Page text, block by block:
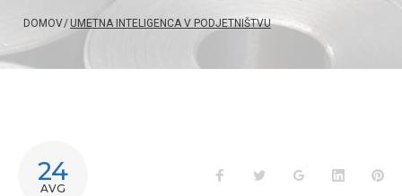
DOMOV/ UMETNA INTELIGENCA V PODJETNIŠTVU
24
AVG
FacebookTwitter Google+LinkedIn